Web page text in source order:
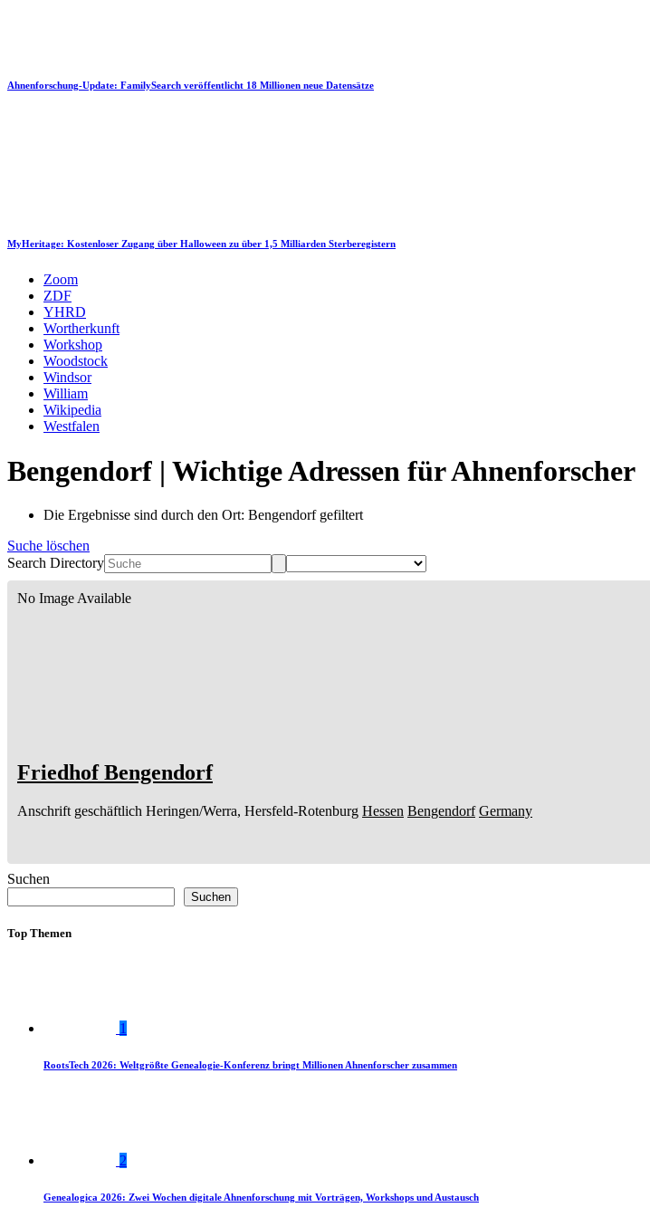
Ahnenforschung-Update: FamilySearch veröffentlicht 18 Millionen neue Datensätze
MyHeritage: Kostenloser Zugang über Halloween zu über 1,5 Milliarden Sterberegistern
Zoom
ZDF
YHRD
Wortherkunft
Workshop
Woodstock
Windsor
William
Wikipedia
Westfalen
Bengendorf | Wichtige Adressen für Ahnenforscher
Die Ergebnisse sind durch den Ort: Bengendorf gefiltert
Suche löschen
Search Directory
No Image Available
Friedhof Bengendorf
Anschrift geschäftlich Heringen/Werra, Hersfeld-Rotenburg Hessen Bengendorf Germany
Suchen
Suchen
Top Themen
1
RootsTech 2026: Weltgrößte Genealogie-Konferenz bringt Millionen Ahnenforscher zusammen
2
Genealogica 2026: Zwei Wochen digitale Ahnenforschung mit Vorträgen, Workshops und Austausch